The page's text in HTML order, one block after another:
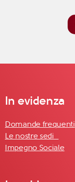
In evidenza
Domande frequenti
Le nostre sedi
Impegno Sociale